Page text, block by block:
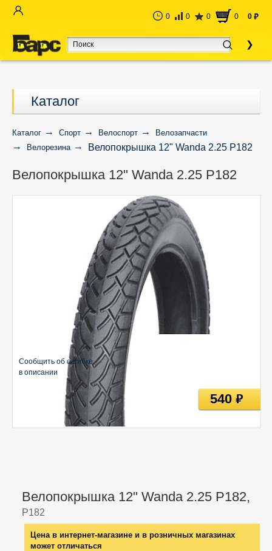
0 0 0 0 0 руб
Каталог
Каталог Спорт Велоспорт
Велозапчасти
Велорезина
Велопокрышка 12" Wanda 2.25 P182
Велопокрышка 12" Wanda 2.25 P182
Велопокрышка 12" Wanda 2.25 P182,
P182
Цена в интернет-магазине и в розничных магазинах
может отличаться
Сообщить об ошибке
в описании
540руб